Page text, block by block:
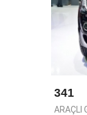
341
ARAÇLI